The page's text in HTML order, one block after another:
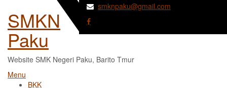
content
smknpaku@gmail.com
SMKN
Paku
Website SMK Negeri Paku, Barito Tmur
Menu
BKK